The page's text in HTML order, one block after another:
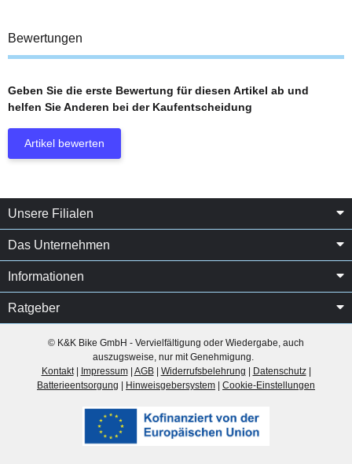
Bewertungen
Geben Sie die erste Bewertung für diesen Artikel ab und
helfen Sie Anderen bei der Kaufentscheidung
Artikel bewerten
Unsere Filialen
Das Unternehmen
Informationen
Ratgeber
© K&K Bike GmbH - Vervielfältigung oder Wiedergabe, auch
auszugsweise, nur mit Genehmigung.
Kontakt| Impressum| AGB| Widerrufsbelehrung Datenschutz|
Batterieentsorgung
Hinweisgebersystem Cookie-Einstellungen